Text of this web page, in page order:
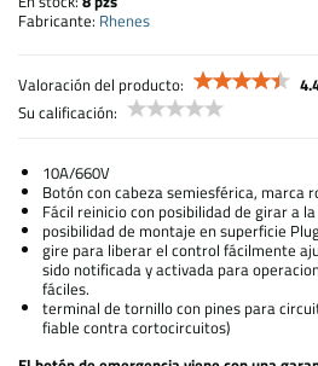
Fabricante: Rhenes
Valoración del producto:
Su calificación:
10A/660V
Botón con cabeza semiesférica, marca
Fácil reinicio con posibilidad de girar a
posibilidad de montaje en superficie
gire para liberar el control fácilmente
sido notificada y activada para
fáciles.
terminal de tornillo con pines para
fiable contra cortocircuitos)